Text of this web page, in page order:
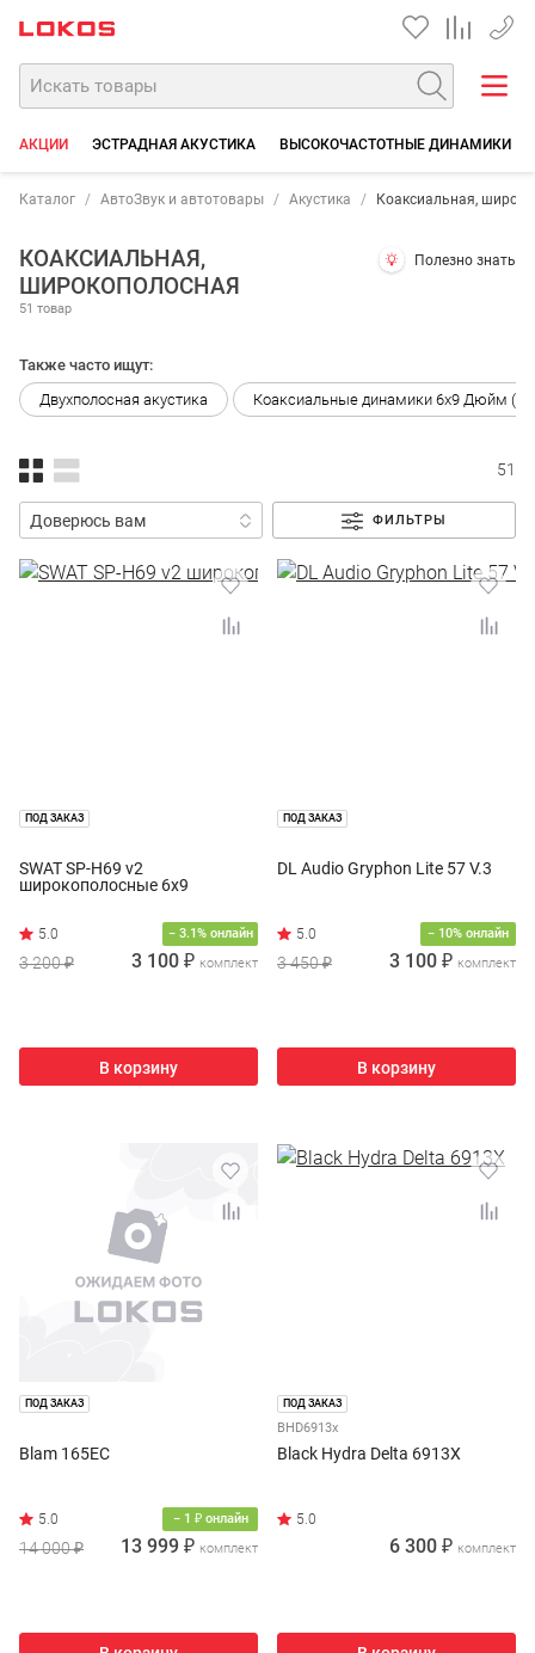
+7
АКЦИИ ЭСТРАДНАЯ АКУСТИКА ВЫСОКОЧАСТОТНЫЕ ДИНАМИКИ
Каталог АвтоЗвук и автотовары Акустика Коаксиальная,
КОАКСИАЛЬНАЯ,
ШИРОКОПОЛОСНАЯ
51 товар
Полезно знать
Также часто ищут:
Двухполосная акустика
Коаксиальные динамики 6x9 Дюйм
51
ФИЛЬТРЫ
ПОД ЗАКАЗ
SWAT SP-H69 v2
широкополосные 6х9
− 3.1% онлайн
3 200 ₽ 3 100 ₽ комплект
В корзину
ПОД ЗАКАЗ
DL Audio Gryphon Lite 57 V.3
− 10% онлайн
3 450 ₽ 3 100 ₽ комплект
В корзину
ПОД ЗАКАЗ
Blam 165EC
− 1 ₽ онлайн
14 000 ₽ 13 999 ₽ комплект
ПОД ЗАКАЗ
BHD6913х
Black Hydra Delta 6913X
6 300 ₽ комплект